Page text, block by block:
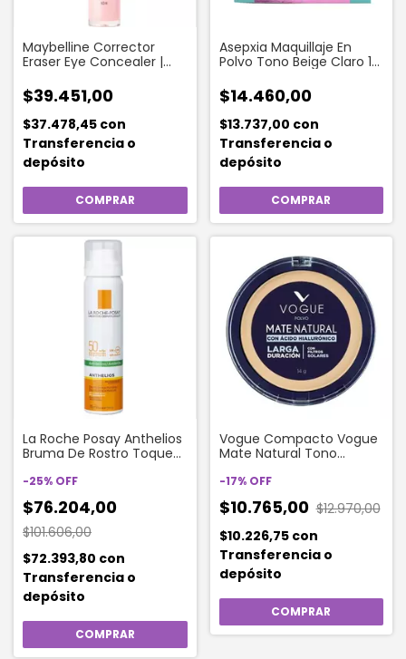
Maybelline Corrector
Eraser Eye Concealer |
$39.451,00
$37.478,45 con
Transferencia o
depósito
Asepxia Maquillaje En
Polvo Tono Beige Claro 10
$14.460,00
$13.737,00 con
Transferencia o
depósito
La Roche Posay Anthelios
Bruma De Rostro Toque
-25% OFF
$76.204,00
$101.606,00
$72.393,80 con
Transferencia o
depósito
Vogue Compacto Vogue
Mate Natural Tono
-17% OFF
$10.765,00 $12.970,00
$10.226,75 con
Transferencia o
depósito